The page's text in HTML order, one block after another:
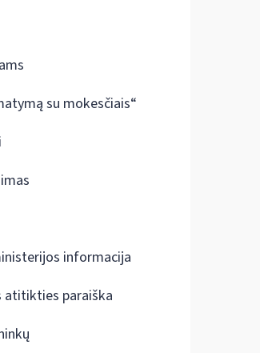
su mokesčiais“
informacija
atitikties paraiška